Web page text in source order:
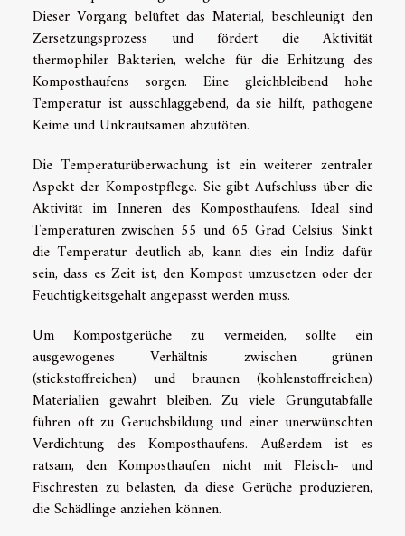
Dieser Vorgang belüftet das Material, beschleunigt den
Zersetzungsprozess und fördert die Aktivität
thermophiler Bakterien, welche für die Erhitzung des
Komposthaufens sorgen. Eine gleichbleibend hohe
Temperatur ist ausschlaggebend, da sie hilft, pathogene
Keime und Unkrautsamen abzutöten.
Die Temperaturüberwachung ist ein weiterer zentraler
Aspekt der Kompostpflege. Sie gibt Aufschluss über die
Aktivität im Inneren des Komposthaufens. Ideal sind
Temperaturen zwischen 55 und 65 Grad Celsius. Sinkt
die Temperatur deutlich ab, kann dies ein Indiz dafür
sein, dass es Zeit ist, den Kompost umzusetzen oder der
Feuchtigkeitsgehalt angepasst werden muss.
Um Kompostgerüche zu vermeiden, sollte ein
ausgewogenes Verhältnis zwischen grünen
(stickstoffreichen) und braunen (kohlenstoffreichen)
Materialien gewahrt bleiben. Zu viele Grüngutabfälle
führen oft zu Geruchsbildung und einer unerwünschten
Verdichtung des Komposthaufens. Außerdem ist es
ratsam, den Komposthaufen nicht mit Fleisch- und
Fischresten zu belasten, da diese Gerüche produzieren,
die Schädlinge anziehen können.